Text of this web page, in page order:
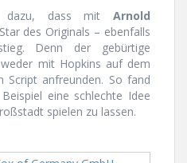
dazu, dass mit Arnold
des Originals – ebenfalls
Denn der gebürtige
mit Hopkins auf dem
Script anfreunden. So fand
eine schlechte Idee
spielen zu lassen.